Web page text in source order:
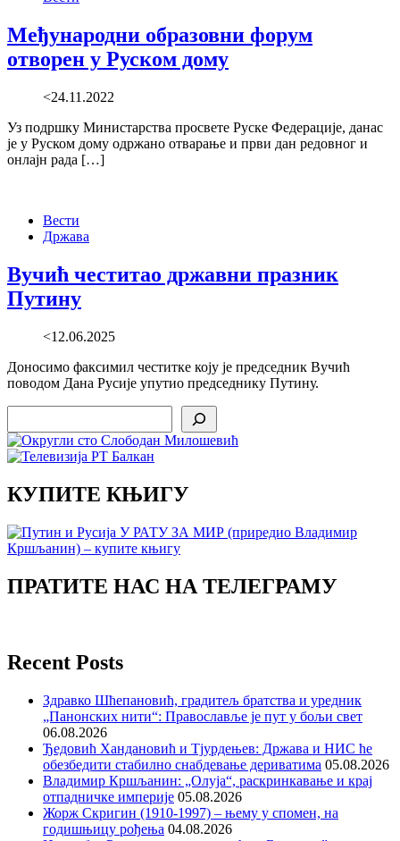
Међународни образовни форум
отворен у Руском дому
<24.11.2022
Уз подршку Министарства просвете Руске Федерације, данас
је у Руском дому одржано отварање и први дан редовног и
онлајн рада […]
Вести
Држава
Вучић честитао државни празник
Путину
<12.06.2025
Доносимо факсимил честитке коју је председник Вучић
поводом Дана Русије упутио председнику Путину.
КУПИТЕ КЊИГУ
ПРАТИТЕ НАС НА ТЕЛЕГРАМУ
Recent Posts
Здравко Шћепановић, градитељ братства и уредник
„Панонских нити“: Православље је пут у бољи свет
06.08.2026
Ђедовић Хандановић и Тјурдењев: Држава и НИС ће
обезбедити стабилно снабдевање дериватима 05.08.2026
Владимир Кршљанин: „Олуја“, раскринкавање и крај
отпадничке империје 05.08.2026
Жорж Скригин (1910-1997) – њему у спомен, на
годишњицу рођења 04.08.2026